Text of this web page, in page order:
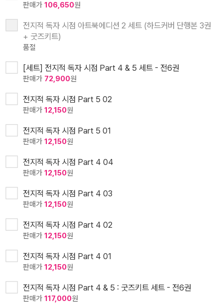
판매가 106,650원
전지적 독자 시점 아트북에디션 2 세트 (하드커버 단행본 3권
+ 굿즈키트)
품절
[세트] 전지적 독자 시점 Part 4 & 5 세트 - 전6권
판매가 72,900원
전지적 독자 시점 Part 5 02
판매가 12,150원
전지적 독자 시점 Part 5 01
판매가 12,150원
전지적 독자 시점 Part 4 04
판매가 12,150원
전지적 독자 시점 Part 4 03
판매가 12,150원
전지적 독자 시점 Part 4 02
판매가 12,150원
전지적 독자 시점 Part 4 01
판매가 12,150원
전지적 독자 시점 Part 4 & 5 : 굿즈키트 세트 - 전6권
판매가 117,000원